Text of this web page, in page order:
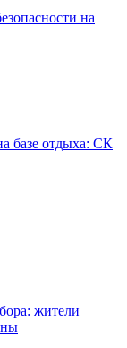
на
базе отдыха: СК
жители